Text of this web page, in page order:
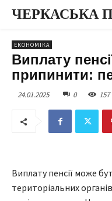
ЧЕРКАСЬКА
ЕКОНОМІКА
Виплату
припинити:
24.01.2025 0 157
Виплату пенсії може
територіальних